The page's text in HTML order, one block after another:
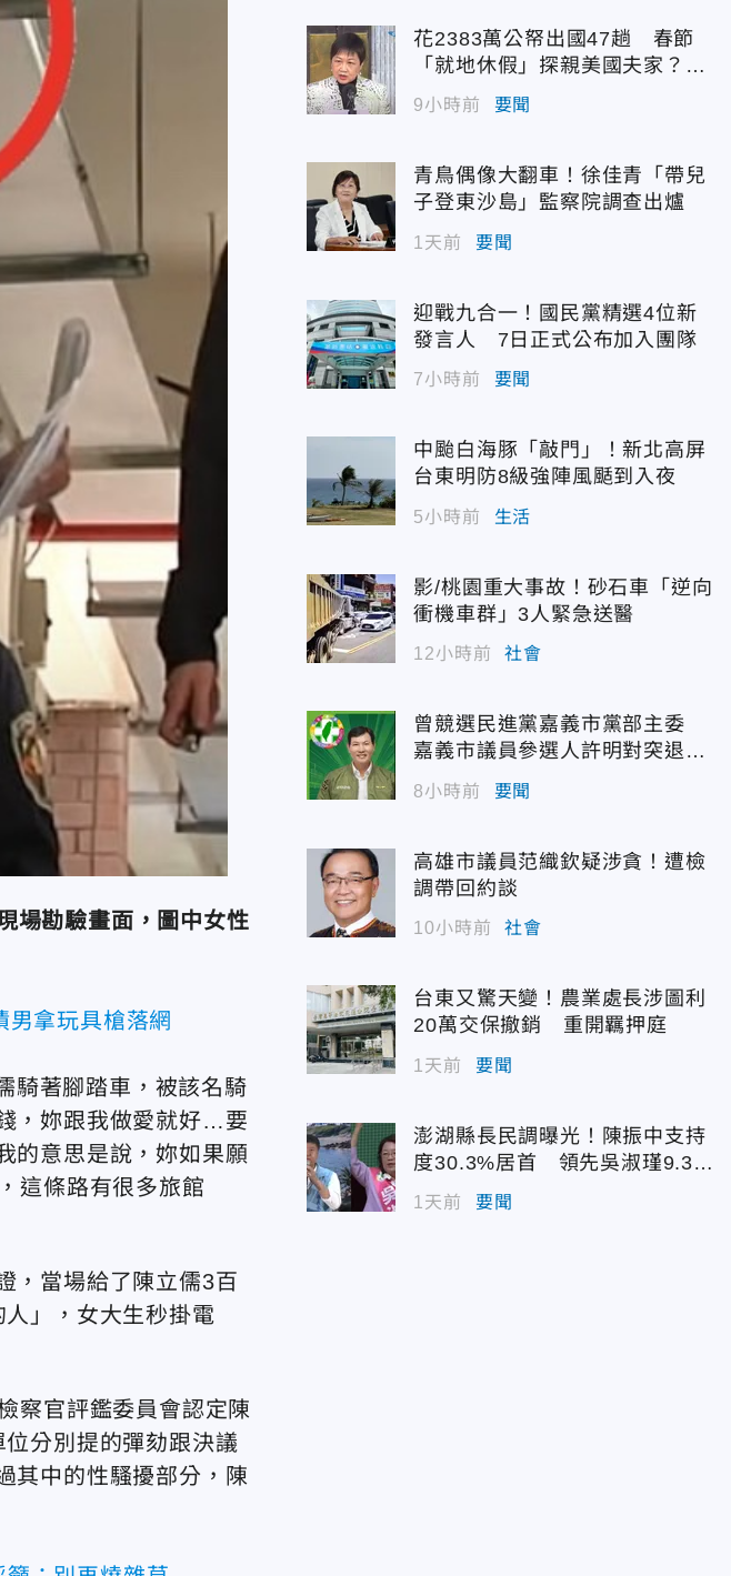
場勘驗畫面，圖中女性
拿玩具槍落網
騎著腳踏車，被該名騎
，妳跟我做愛就好…要
的意思是說，妳如果願
這條路有很多旅館
，當場給了陳立儒3百
」，女大生秒掛電
察官評鑑委員會認定陳
分別提的彈劾跟決議
其中的性騷擾部分，陳
花2383萬公帑出國47趟 春節
「就地休假」探親美國夫家？徐
佳青回應了
9小時前 要聞
青鳥偶像大翻車！徐佳青「帶兒
子登東沙島」監察院調查出爐
1天前 要聞
迎戰九合一！國民黨精選4位新
發言人 7日正式公布加入團隊
7小時前 要聞
中颱白海豚「敲門」！新北高屏
台東明防8級強陣風颳到入夜
5小時前 生活
影/桃園重大事故！砂石車「逆向
衝機車群」3人緊急送醫
12小時前 社會
曾競選民進黨嘉義市黨部主委
嘉義市議員參選人許明對突退
選！
8小時前 要聞
高雄市議員范織欽疑涉貪！遭檢
調帶回約談
10小時前 社會
台東又驚天變！農業處長涉圖利
20萬交保撤銷 重開羈押庭
1天前 要聞
澎湖縣長民調曝光！陳振中支持
度30.3%居首 領先吳淑瑾9.3個
百分點
1天前 要聞